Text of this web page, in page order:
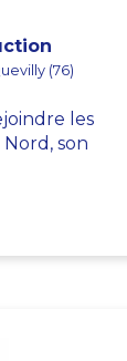
(76)
les
son